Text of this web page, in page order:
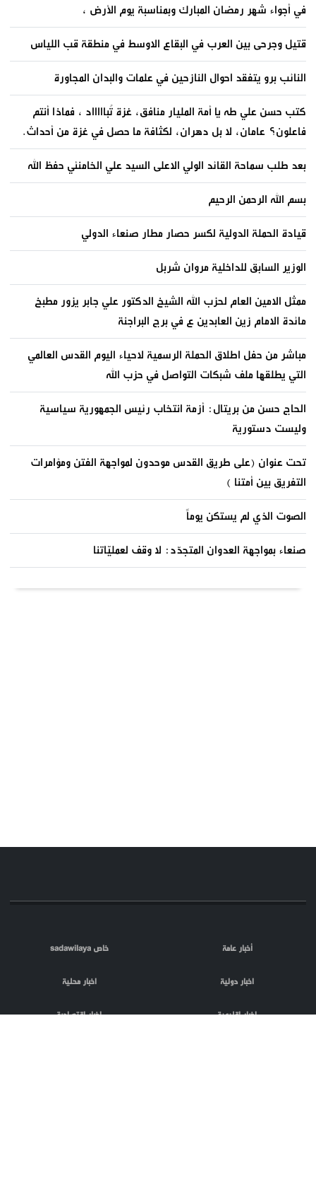
في أجواء شهر رمضان المبارك وبمناسبة يوم الأرض ،
قتيل وجرحى بين العرب في البقاع الاوسط في منطقة قب اللياس
النائب برو يتفقد احوال النازحين في علمات والبدان المجاورة
كتب حسن علي طه يا أمة المليار منافق، غزة تُباااااد ، فماذا أنتم
فاعلون؟ عامان، لا بل دهران، لكثافة ما حصل في غزة من أحداث.
بعد طلب سماحة القائد الولي الاعلى السيد علي الخامنئي حفظ الله
بسم الله الرحمن الرحيم
قيادة الحملة الدولية لكسر حصار مطار صنعاء الدولي
الوزير السابق للداخلية مروان شربل
ممثل الامين العام لحزب الله الشيخ الدكتور علي جابر يزور مطبخ
مائدة الامام زين العابدين ع في برج البراجنة
مباشر من حفل اطلاق الحملة الرسمية لاحياء اليوم القدس العالمي
التي يطلقها ملف شبكات التواصل في حزب الله
الحاج حسن من بريتال: أزمة انتخاب رئيس الجمهورية سياسية
وليست دستورية
تحت عنوان (على طريق القدس موحدون لمواجهة الفتن ومؤامرات
التفريق بين أمتنا )
الصوت الذي لم يستكن يوماً
صنعاء بمواجهة العدوان المتجدّد: لا وقف لعمليّاتنا
أخبار عامة خاص sadawilaya
اخبار دولية اخبار محلية
اخبار اقليمية اخبار اقتصادية